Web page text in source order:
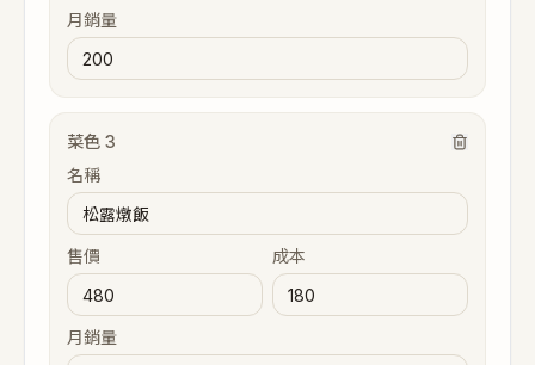
月銷量
菜色 3
名稱
售價 成本
月銷量